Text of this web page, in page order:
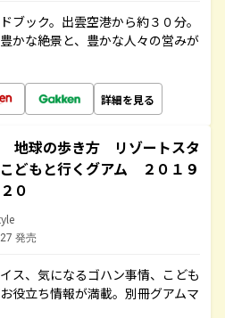
ブック。出雲空港から約３０分。
かな絶景と、豊かな人々の営みが
詳細を見る
地球の歩き方 リゾートスタ
どもと行くグアム ２０１９
０
発売
ス、気になるゴハン事情、こども
役立ち情報が満載。別冊グアムマ